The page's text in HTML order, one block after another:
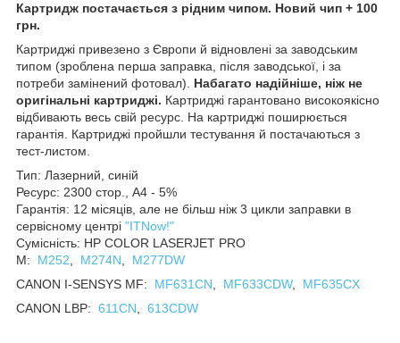
Картридж постачається з рідним чипом. Новий чип + 100
грн.
Картриджі привезено з Європи й відновлені за заводським
типом (зроблена перша заправка, після заводської, і за
потреби замінений фотовал). Набагато надійніше, ніж не
оригінальні картриджі. Картриджі гарантовано високоякісно
відбивають весь свій ресурс. На картриджі поширюється
гарантія. Картриджі пройшли тестування й постачаються з
тест-листом.
Тип: Лазерний, синій
Ресурс: 2300 стор., А4 - 5%
Гарантія: 12 місяців, але не більш ніж 3 цикли заправки в
сервісному центрі "ITNow!"
Сумісність: HP COLOR LASERJET PRO
M: M252, M274N, M277DW
CANON I-SENSYS MF: MF631CN, MF633CDW, MF635CX
CANON LBP: 611CN, 613CDW